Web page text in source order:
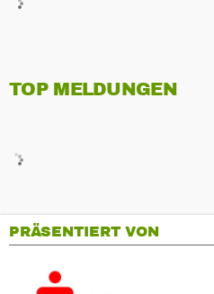
TOP MELDUNGEN
PRÄSENTIERT VON